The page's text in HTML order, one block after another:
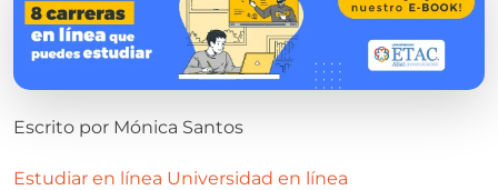
Escrito por Mónica Santos
Estudiar en línea Universidad en línea